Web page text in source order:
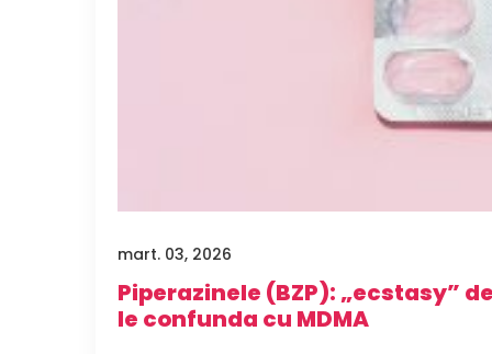
mart. 03, 2026
Piperazinele (BZP): „ecstasy”
le confunda cu MDMA